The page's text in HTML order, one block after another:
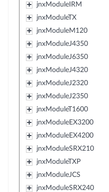
jnxModuleIRM
jnxModuleTX
jnxModuleM120
jnxModuleJ4350
jnxModuleJ6350
jnxModuleJ4320
jnxModuleJ2320
jnxModuleJ2350
jnxModuleT1600
jnxModuleEX3200
jnxModuleEX4200
jnxModuleSRX210
jnxModuleTXP
jnxModuleJCS
jnxModuleSRX240